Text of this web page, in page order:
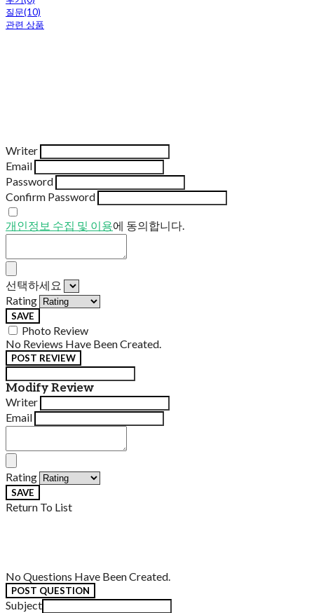
질문(10)
관련 상품
Writer
Email
Password
Confirm Password
개인정보 수집 및 이용에 동의합니다.
선택하세요
Rating
SAVE
Photo Review
No Reviews Have Been Created.
POST REVIEW
Modify Review
Writer
Email
Rating
SAVE
Return To List
No Questions Have Been Created.
POST QUESTION
Subject